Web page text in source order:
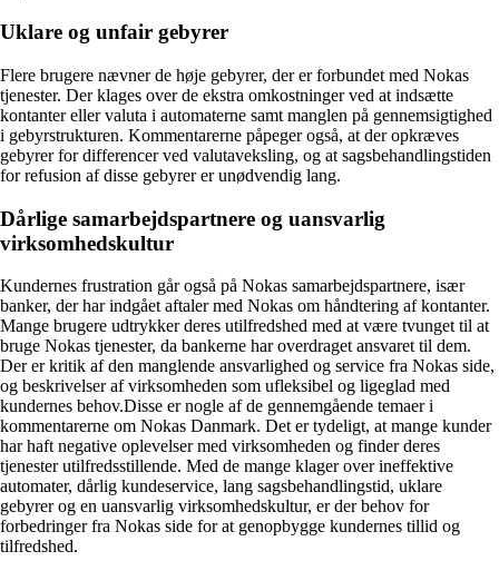
Uklare og unfair gebyrer
Flere brugere nævner de høje gebyrer, der er forbundet med Nokas
tjenester. Der klages over de ekstra omkostninger ved at indsætte
kontanter eller valuta i automaterne samt manglen på gennemsigtighed
i gebyrstrukturen. Kommentarerne påpeger også, at der opkræves
gebyrer for differencer ved valutaveksling, og at sagsbehandlingstiden
for refusion af disse gebyrer er unødvendig lang.
Dårlige samarbejdspartnere og uansvarlig
virksomhedskultur
Kundernes frustration går også på Nokas samarbejdspartnere, især
banker, der har indgået aftaler med Nokas om håndtering af kontanter.
Mange brugere udtrykker deres utilfredshed med at være tvunget til at
bruge Nokas tjenester, da bankerne har overdraget ansvaret til dem.
Der er kritik af den manglende ansvarlighed og service fra Nokas side,
og beskrivelser af virksomheden som ufleksibel og ligeglad med
kundernes behov.Disse er nogle af de gennemgående temaer i
kommentarerne om Nokas Danmark. Det er tydeligt, at mange kunder
har haft negative oplevelser med virksomheden og finder deres
tjenester utilfredsstillende. Med de mange klager over ineffektive
automater, dårlig kundeservice, lang sagsbehandlingstid, uklare
gebyrer og en uansvarlig virksomhedskultur, er der behov for
forbedringer fra Nokas side for at genopbygge kundernes tillid og
tilfredshed.